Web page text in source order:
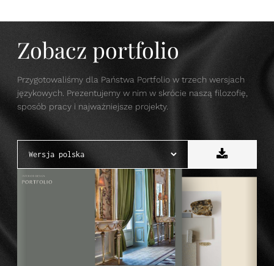
Zobacz portfolio
Przygotowaliśmy dla Państwa Portfolio w trzech wersjach
językowych. Prezentujemy w nim w skrócie naszą filozofię,
sposób pracy i najważniejsze projekty.